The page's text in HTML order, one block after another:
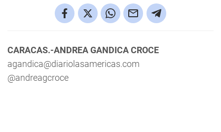
CARACAS.-ANDREA GANDICA CROCE
agandica@diariolasamericas.com
@andreagcroce